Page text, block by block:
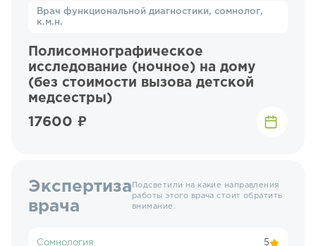
Врач функциональной диагностики, сомнолог,
к.м.н.
Полисомнографическое
исследование (ночное) на дому
(без стоимости вызова детской
медсестры)
17600 ₽
Экспертиза
врача
Подсветили на какие направления
работы этого врача стоит обратить
внимание.
Сомнология 5